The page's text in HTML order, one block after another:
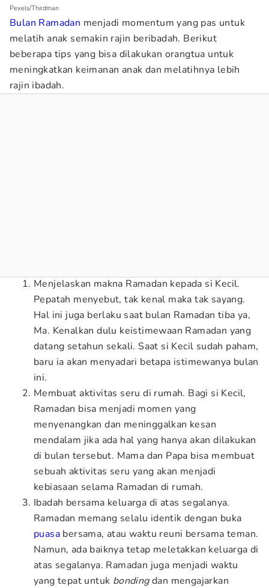
Pexels/Thirdman
Bulan Ramadan menjadi momentum yang pas untuk
melatih anak semakin rajin beribadah. Berikut
beberapa tips yang bisa dilakukan orangtua untuk
meningkatkan keimanan anak dan melatihnya lebih
rajin ibadah.
Menjelaskan makna Ramadan kepada si Kecil.
Pepatah menyebut, tak kenal maka tak sayang.
Hal ini juga berlaku saat bulan Ramadan tiba ya,
Ma. Kenalkan dulu keistimewaan Ramadan yang
datang setahun sekali. Saat si Kecil sudah paham,
baru ia akan menyadari betapa istimewanya bulan
ini.
Membuat aktivitas seru di rumah. Bagi si Kecil,
Ramadan bisa menjadi momen yang
menyenangkan dan meninggalkan kesan
mendalam jika ada hal yang hanya akan dilakukan
di bulan tersebut. Mama dan Papa bisa membuat
sebuah aktivitas seru yang akan menjadi
kebiasaan selama Ramadan di rumah.
Ibadah bersama keluarga di atas segalanya.
Ramadan memang selalu identik dengan buka
puasa bersama, atau waktu reuni bersama teman.
Namun, ada baiknya tetap meletakkan keluarga di
atas segalanya. Ramadan juga menjadi waktu
yang tepat untuk bondingdan mengajarkan